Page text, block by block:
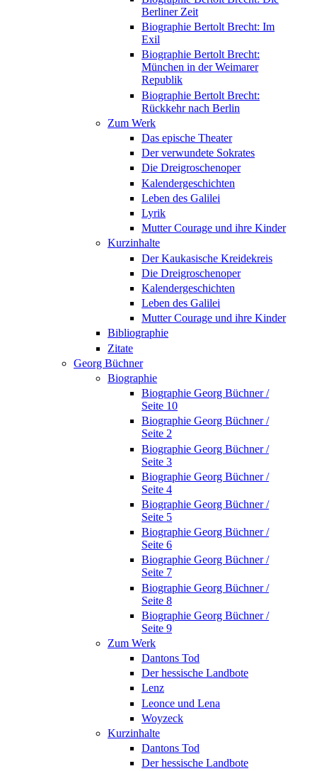
Berliner Zeit
Biographie Bertolt Brecht: Im
Exil
Biographie Bertolt Brecht:
München in der Weimarer
Republik
Biographie Bertolt Brecht:
Rückkehr nach Berlin
Zum Werk
Das epische Theater
Der verwundete Sokrates
Die Dreigroschenoper
Kalendergeschichten
Leben des Galilei
Lyrik
Mutter Courage und ihre Kinder
Kurzinhalte
Der Kaukasische Kreidekreis
Die Dreigroschenoper
Kalendergeschichten
Leben des Galilei
Mutter Courage und ihre Kinder
Bibliographie
Zitate
Georg Büchner
Biographie
Biographie Georg Büchner /
Seite 10
Biographie Georg Büchner /
Seite 2
Biographie Georg Büchner /
Seite 3
Biographie Georg Büchner /
Seite 4
Biographie Georg Büchner /
Seite 5
Biographie Georg Büchner /
Seite 6
Biographie Georg Büchner /
Seite 7
Biographie Georg Büchner /
Seite 8
Biographie Georg Büchner /
Seite 9
Zum Werk
Dantons Tod
Der hessische Landbote
Lenz
Leonce und Lena
Woyzeck
Kurzinhalte
Dantons Tod
Der hessische Landbote